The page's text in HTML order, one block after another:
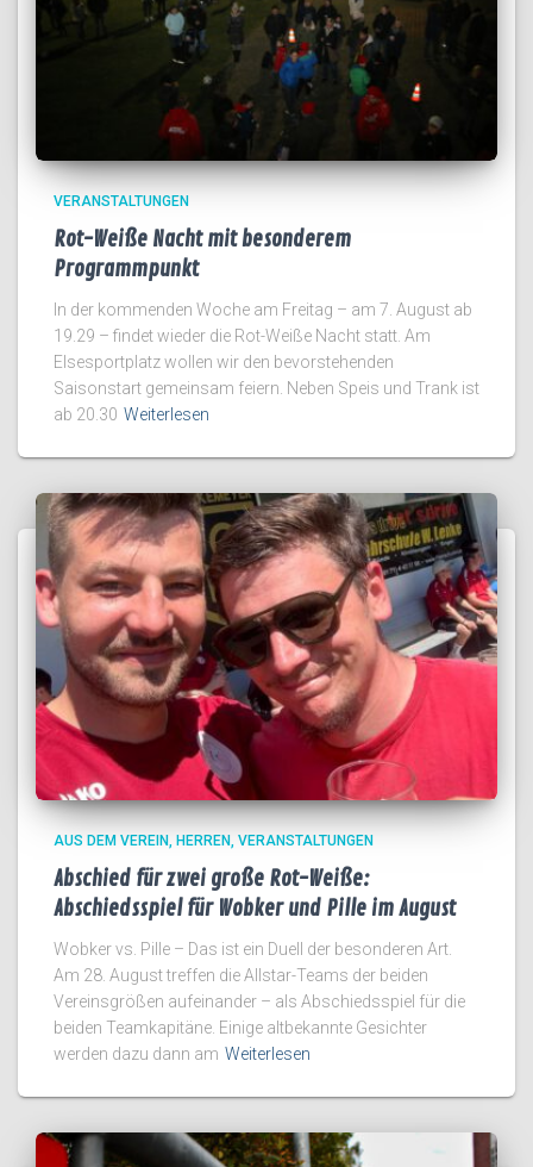
VERANSTALTUNGEN
Rot-Weiße Nacht mit besonderem
Programmpunkt
In der kommenden Woche am Freitag – am 7. August ab
19.29 – findet wieder die Rot-Weiße Nacht statt. Am
Elsesportplatz wollen wir den bevorstehenden
Saisonstart gemeinsam feiern. Neben Speis und Trank ist
ab 20.30 Weiterlesen
AUS DEM VEREIN HERREN VERANSTALTUNGEN
Abschied für zwei große Rot-Weiße:
Abschiedsspiel für Wobker und Pille im August
Wobker vs. Pille – Das ist ein Duell der besonderen Art.
Am 28. August treffen die Allstar-Teams der beiden
Vereinsgrößen aufeinander – als Abschiedsspiel für die
beiden Teamkapitäne. Einige altbekannte Gesichter
werden dazu dann am Weiterlesen